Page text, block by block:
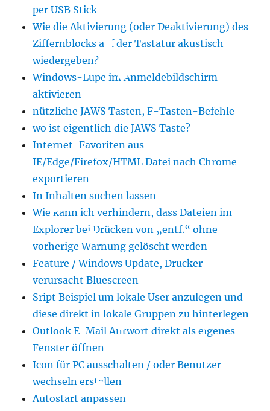
per USB Stick
Wie die Aktivierung (oder Deaktivierung) des
Ziffernblocks auf der Tastatur akustisch
wiedergeben?
Windows-Lupe im Anmeldebildschirm
aktivieren
nützliche JAWS Tasten, F-Tasten-Befehle
wo ist eigentlich die JAWS Taste?
Internet-Favoriten aus
IE/Edge/Firefox/HTML Datei nach Chrome
exportieren
In Inhalten suchen lassen
Wie kann ich verhindern, dass Dateien im
Explorer bei Drücken von „entf.“ ohne
vorherige Warnung gelöscht werden
Feature / Windows Update, Drucker
verursacht Bluescreen
Sript Beispiel um lokale User anzulegen und
diese direkt in lokale Gruppen zu hinterlegen
Outlook E-Mail Antwort direkt als eigenes
Fenster öffnen
Icon für PC ausschalten / oder Benutzer
wechseln erstellen
Autostart anpassen